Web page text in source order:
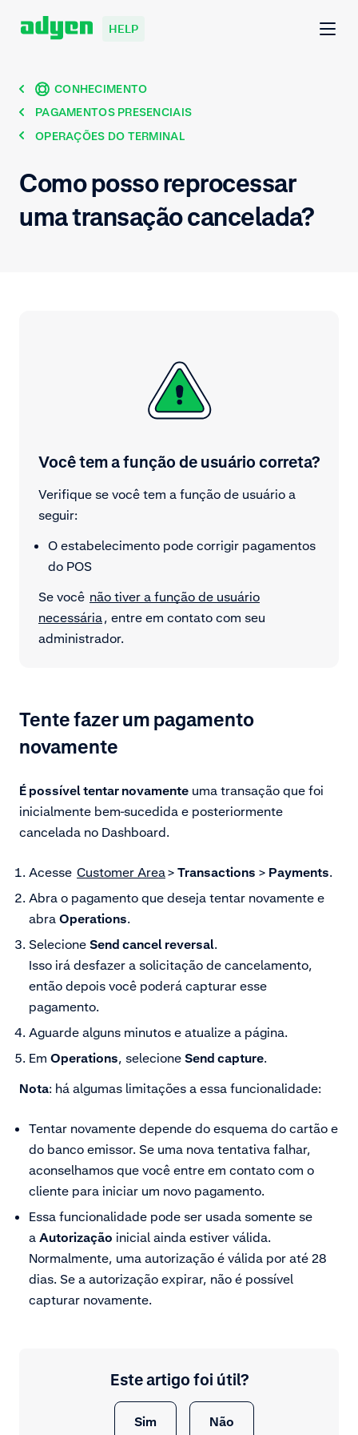
HELP
CONHECIMENTO
PAGAMENTOS PRESENCIAIS
OPERAÇÕES DO TERMINAL
Como posso reprocessar
uma transação cancelada?
Você tem a função de usuário correta?
Verifique se você tem a função de usuário a
seguir:
O estabelecimento pode corrigir pagamentos
do POS
Se você não tiver a função de usuário
necessária, entre em contato com seu
administrador.
Tente fazer um pagamento
novamente
É possível tentar novamente uma transação que foi
inicialmente bem-sucedida e posteriormente
cancelada no Dashboard.
Acesse Customer Area> Transactions > Payments.
Abra o pagamento que deseja tentar novamente e
abra Operations.
Selecione Send cancel reversal.
Isso irá desfazer a solicitação de cancelamento,
então depois você poderá capturar esse
pagamento.
Aguarde alguns minutos e atualize a página.
Em Operations, selecione Send capture.
Nota: há algumas limitações a essa funcionalidade:
Tentar novamente depende do esquema do cartão e
do banco emissor. Se uma nova tentativa falhar,
aconselhamos que você entre em contato com o
cliente para iniciar um novo pagamento.
Essa funcionalidade pode ser usada somente se
a Autorização inicial ainda estiver válida.
Normalmente, uma autorização é válida por até 28
dias. Se a autorização expirar, não é possível
capturar novamente.
Este artigo foi útil?
Sim Não